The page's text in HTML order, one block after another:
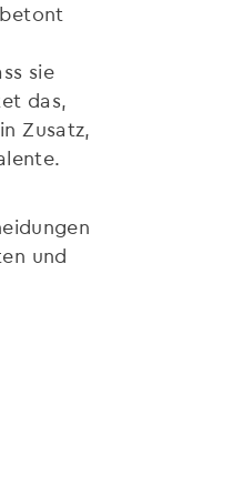
sie
das,
Zusatz,
und